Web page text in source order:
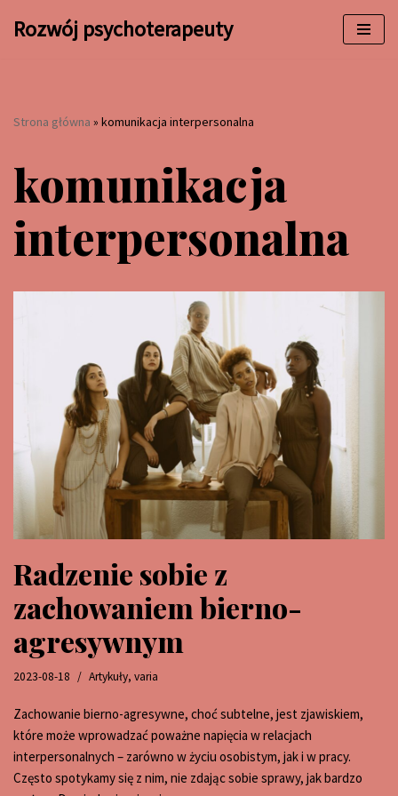
Rozwój psychoterapeuty
Strona główna » komunikacja interpersonalna
komunikacja
interpersonalna
Radzenie sobie z
zachowaniem bierno-
agresywnym
2023-08-18 Artykuły, varia
Zachowanie bierno-agresywne, choć subtelne, jest zjawiskiem,
które może wprowadzać poważne napięcia w relacjach
interpersonalnych – zarówno w życiu osobistym, jak i w pracy.
Często spotykamy się z nim, nie zdając sobie sprawy, jak bardzo